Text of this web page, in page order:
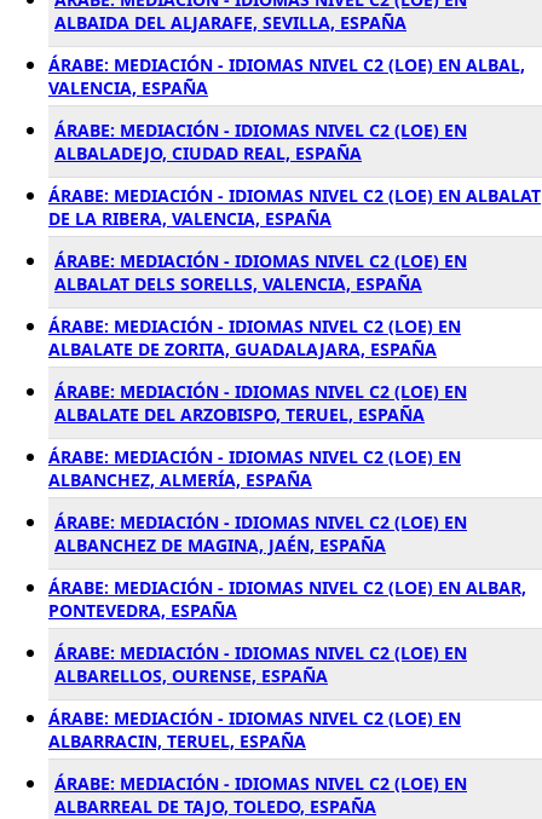
ALBAIDA DEL ALJARAFE, SEVILLA, ESPAÑA
ÁRABE: MEDIACIÓN - IDIOMAS NIVEL C2 (LOE) EN ALBAL,
VALENCIA, ESPAÑA
ÁRABE: MEDIACIÓN - IDIOMAS NIVEL C2 (LOE) EN
ALBALADEJO, CIUDAD REAL, ESPAÑA
ÁRABE: MEDIACIÓN - IDIOMAS NIVEL C2 (LOE) EN ALBALAT
DE LA RIBERA, VALENCIA, ESPAÑA
ÁRABE: MEDIACIÓN - IDIOMAS NIVEL C2 (LOE) EN
ALBALAT DELS SORELLS, VALENCIA, ESPAÑA
ÁRABE: MEDIACIÓN - IDIOMAS NIVEL C2 (LOE) EN
ALBALATE DE ZORITA, GUADALAJARA, ESPAÑA
ÁRABE: MEDIACIÓN - IDIOMAS NIVEL C2 (LOE) EN
ALBALATE DEL ARZOBISPO, TERUEL, ESPAÑA
ÁRABE: MEDIACIÓN - IDIOMAS NIVEL C2 (LOE) EN
ALBANCHEZ, ALMERÍA, ESPAÑA
ÁRABE: MEDIACIÓN - IDIOMAS NIVEL C2 (LOE) EN
ALBANCHEZ DE MAGINA, JAÉN, ESPAÑA
ÁRABE: MEDIACIÓN - IDIOMAS NIVEL C2 (LOE) EN ALBAR,
PONTEVEDRA, ESPAÑA
ÁRABE: MEDIACIÓN - IDIOMAS NIVEL C2 (LOE) EN
ALBARELLOS, OURENSE, ESPAÑA
ÁRABE: MEDIACIÓN - IDIOMAS NIVEL C2 (LOE) EN
ALBARRACIN, TERUEL, ESPAÑA
ÁRABE: MEDIACIÓN - IDIOMAS NIVEL C2 (LOE) EN
ALBARREAL DE TAJO, TOLEDO, ESPAÑA